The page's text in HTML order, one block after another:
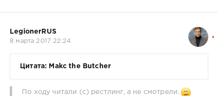
LegionerRUS
8 марта 2017 22:24
Цитата: Makc the Butcher
По ходу читали (с) рестлинг, а не смотрели.